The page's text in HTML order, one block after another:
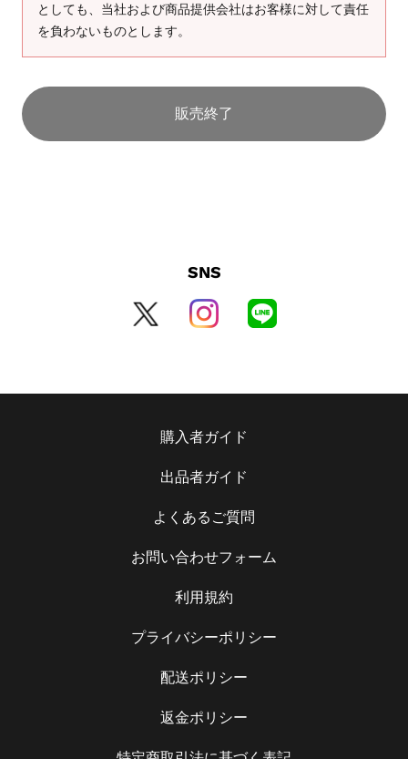
としても、当社および商品提供会社はお客様に対して責任
を負わないものとします。
販売終了
SNS
購入者ガイド
出品者ガイド
よくあるご質問
お問い合わせフォーム
利用規約
プライバシーポリシー
配送ポリシー
返金ポリシー